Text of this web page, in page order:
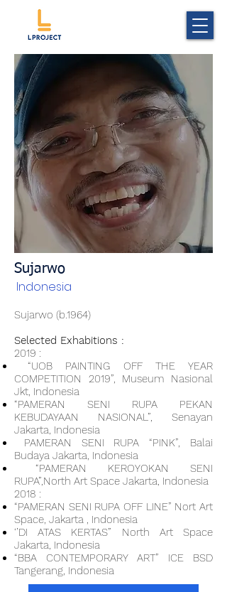
Sujarwo
Indonesia
Sujarwo (b.1964)
Selected Exhabitions :
2019 :
“UOB PAINTING OFF THE YEAR
COMPETITION 2019”, Museum Nasional
Jkt, Indonesia
“PAMERAN SENI RUPA PEKAN
KEBUDAYAAN NASIONAL”, Senayan
Jakarta, Indonesia
PAMERAN SENI RUPA “PINK”, Balai
Budaya Jakarta, Indonesia
“PAMERAN KEROYOKAN SENI
RUPA”,North Art Space Jakarta, Indonesia
2018 :
“PAMERAN SENI RUPA OFF LINE” Nort Art
Space, Jakarta , Indonesia
‘’DI ATAS KERTAS” North Art Space
Jakarta, Indonesia
“BBA CONTEMPORARY ART” ICE BSD
Tangerang, Indonesia